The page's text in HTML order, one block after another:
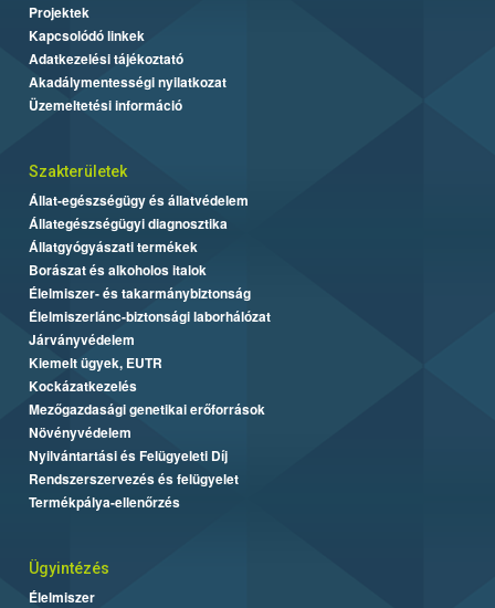
Projektek
Kapcsolódó linkek
Adatkezelési tájékoztató
Akadálymentességi nyilatkozat
Üzemeltetési információ
Szakterületek
Állat-egészségügy és állatvédelem
Állategészségügyi diagnosztika
Állatgyógyászati termékek
Borászat és alkoholos italok
Élelmiszer- és takarmánybiztonság
Élelmiszerlánc-biztonsági laborhálózat
Járványvédelem
Kiemelt ügyek, EUTR
Kockázatkezelés
Mezőgazdasági genetikai erőforrások
Növényvédelem
Nyilvántartási és Felügyeleti Díj
Rendszerszervezés és felügyelet
Termékpálya-ellenőrzés
Ügyintézés
Élelmiszer